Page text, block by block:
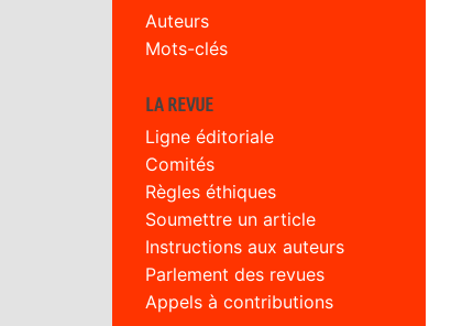
Auteurs
Mots-clés
LA REVUE
Ligne éditoriale
Comités
Règles éthiques
Soumettre un article
Instructions aux auteurs
Parlement des revues
Appels à contributions